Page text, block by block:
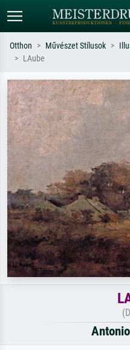
Keressen művész, műcím vagy stílus
szerint – pl. Monet, Csillagos éj,
impresszionizmus, Hokusai-hullám,
akt.
Otthon Művészet Stílusok
LAube